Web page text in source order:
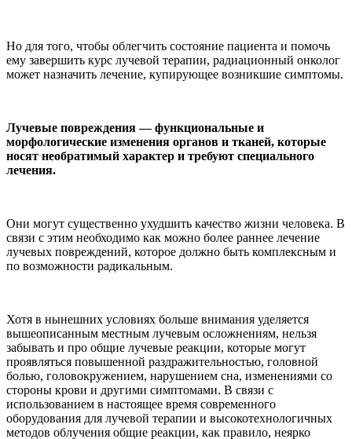
Но для того, чтобы облегчить состояние пациента и помочь
ему завершить курс лучевой терапии, радиационный онколог
может назначить лечение, купирующее возникшие симптомы.
Лучевые повреждения — функциональные и
морфологические изменения органов и тканей, которые
носят необратимый характер и требуют специального
лечения.
Они могут существенно ухудшить качество жизни человека. В
связи с этим необходимо как можно более раннее лечение
лучевых повреждений, которое должно быть комплексным и
по возможности радикальным.
Хотя в нынешних условиях больше внимания уделяется
вышеописанным местным лучевым осложнениям, нельзя
забывать и про общие лучевые реакции, которые могут
проявляться повышенной раздражительностью, головной
болью, головокружением, нарушением сна, изменениями со
стороны крови и другими симптомами. В связи с
использованием в настоящее время современного
оборудования для лучевой терапии и высокотехнологичных
методов облучения общие реакции, как правило, неярко